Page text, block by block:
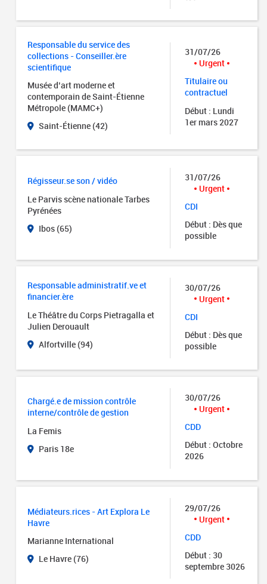
Responsable du service des
collections - Conseiller.ère
scientifique
Musée d’art moderne et
contemporain de Saint-Étienne
Métropole (MAMC+)
Saint-Étienne (42)
31/07/26
Urgent
Titulaire ou
contractuel
Début : Lundi
1er mars 2027
Régisseur.se son / vidéo
Le Parvis scène nationale Tarbes
Pyrénées
Ibos (65)
31/07/26
Urgent
CDI
Début : Dès que
possible
Responsable administratif.ve et
financier.ère
Le Théâtre du Corps Pietragalla et
Julien Derouault
Alfortville (94)
30/07/26
Urgent
CDI
Début : Dès que
possible
Chargé.e de mission contrôle
interne/contrôle de gestion
La Femis
Paris 18e
30/07/26
Urgent
CDD
Début : Octobre
2026
Médiateurs.rices - Art Explora Le
Havre
Marianne International
Le Havre (76)
29/07/26
Urgent
CDD
Début : 30
septembre 3026